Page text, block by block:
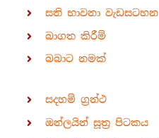
සති භාවනා වැඩසටහන
බාගත කිරීම්
බබාට නමක්
සදහම් ග්‍රන්ථ
ඔන්ලයින් සූත්‍ර පිටකය